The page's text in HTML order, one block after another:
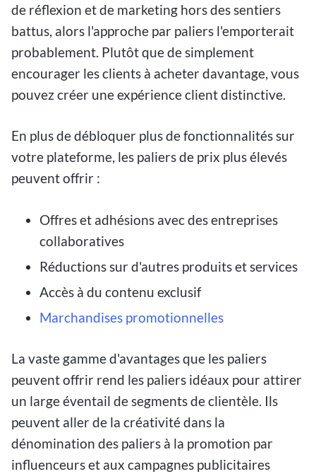
de réflexion et de marketing hors des sentiers
battus, alors l'approche par paliers l'emporterait
probablement. Plutôt que de simplement
encourager les clients à acheter davantage, vous
pouvez créer une expérience client distinctive.
En plus de débloquer plus de fonctionnalités sur
votre plateforme, les paliers de prix plus élevés
peuvent offrir :
Offres et adhésions avec des entreprises
collaboratives
Réductions sur d'autres produits et services
Accès à du contenu exclusif
Marchandises promotionnelles
La vaste gamme d'avantages que les paliers
peuvent offrir rend les paliers idéaux pour attirer
un large éventail de segments de clientèle. Ils
peuvent aller de la créativité dans la
dénomination des paliers à la promotion par
influenceurs et aux campagnes publicitaires